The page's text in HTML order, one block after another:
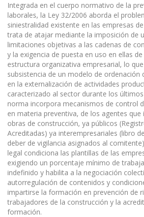
Integrada en el cuerpo normativo de la
laborales, la Ley 32/2006 aborda el
siniestralidad existente en las empresas
trata de atajar mediante la imposición de
limitaciones objetivas a las cadenas de
y la exigencia de puesta en uso en ellas
estructura organizativa empresarial, lo
subsistencia de un modelo de ordenación
en la externalización de actividades
caracterizado al sector durante los
norma incorpora mecanismos de control
en materia preventiva, de los agentes que
obras de construcción, ya públicos
Acreditadas) ya interempresariales (libro
deber de vigilancia asignados al
legal condiciona las plantillas de las
exigiendo un porcentaje mínimo de
indefinido y habilita a la negociación
autorregulación de contenidos y
impartirse la formación en prevención de
trabajadores de la construcción y la
formación.